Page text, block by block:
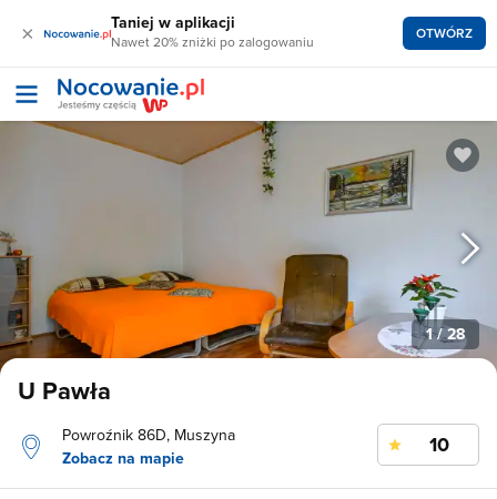
× Taniej w aplikacji
Nawet 20% zniżki po zalogowaniu OTWÓRZ
1/ 28
U Pawła
Powroźnik 86D, Muszyna
Zobacz na mapie
10